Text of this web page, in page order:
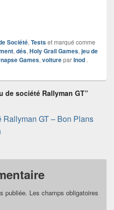
Société, Testset marqué comme
, dés, Holy Grail Games, jeu de
Games, voitureparInod .
de société Rallyman GT”
Rallyman GT – Bon Plans
publiée. Les champs obligatoires